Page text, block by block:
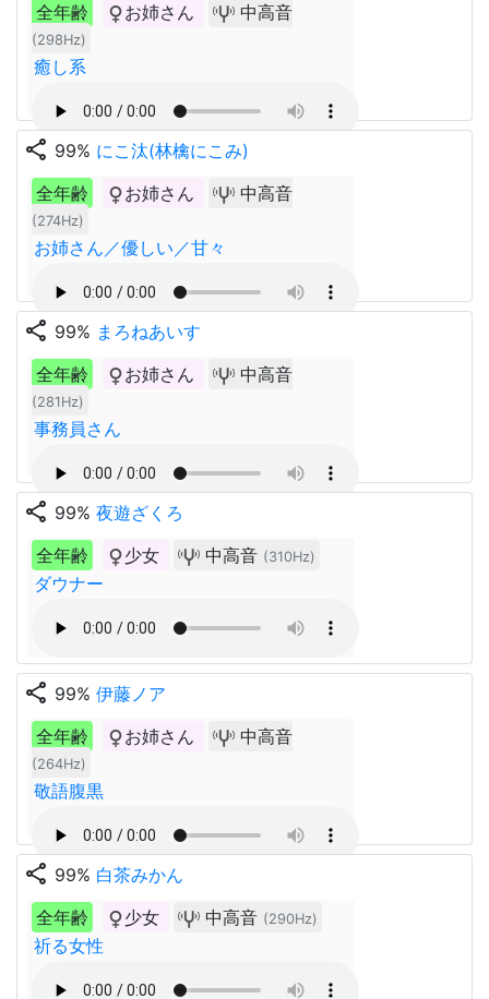
全年齢
お姉さん 中高音
(298Hz)
癒し系
share 99% にこ汰(林檎にこみ)
全年齢
お姉さん 中高音
(274Hz)
お姉さん／優しい／甘々
share 99% まろねあいす
全年齢
お姉さん 中高音
(281Hz)
事務員さん
share 99% 夜遊ざくろ
全年齢
少女 中高音 (310Hz)
ダウナー
share 99% 伊藤ノア
全年齢
お姉さん 中高音
(264Hz)
敬語腹黒
share 99% 白茶みかん
全年齢
少女 中高音 (290Hz)
祈る女性